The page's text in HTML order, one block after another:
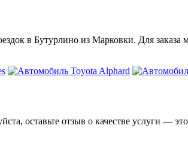
в Бутурлино из Марковки. Для заказа
оставьте отзыв о качестве услуги —